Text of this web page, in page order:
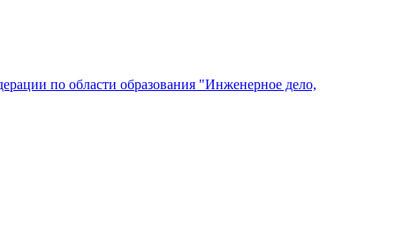
по области образования "Инженерное дело,